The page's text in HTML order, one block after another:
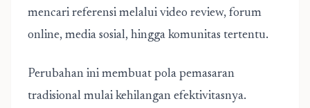
mencari referensi melalui video review, forum
online, media sosial, hingga komunitas tertentu.
Perubahan ini membuat pola pemasaran
tradisional mulai kehilangan efektivitasnya.